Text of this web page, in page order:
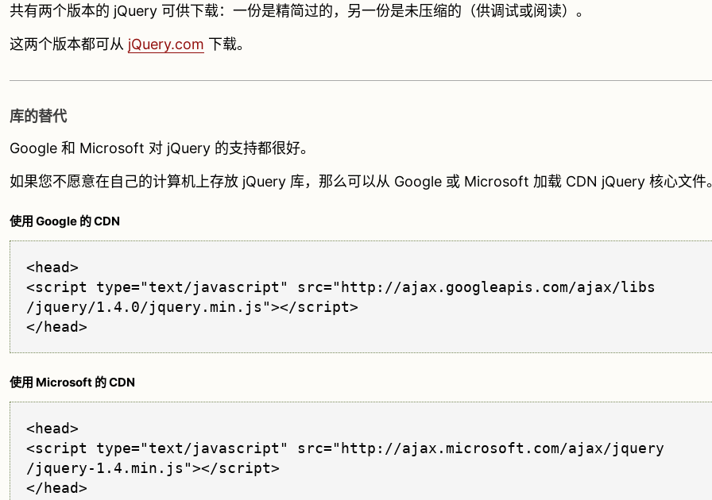
共有两个版本的 jQuery 可供下载：一份是精简过的，另一份是未压缩的（供调试或阅读）。
这两个版本都可从 jQuery.com 下载。
库的替代
Google 和 Microsoft 对 jQuery 的支持都很好。
如果您不愿意在自己的计算机上存放 jQuery 库，那么可以从 Google 或 Microsoft 加载 CDN jQuery 核心文件
使用 Google 的 CDN
<head>
<script type="text/javascript" src="http://ajax.googleapis.com/ajax/libs
/jquery/1.4.0/jquery.min.js"></script>
使用 Microsoft 的 CDN
<head>
<script type="text/javascript" src="http://ajax.microsoft.com/ajax/jquery
/jquery-1.4.min.js"></script>